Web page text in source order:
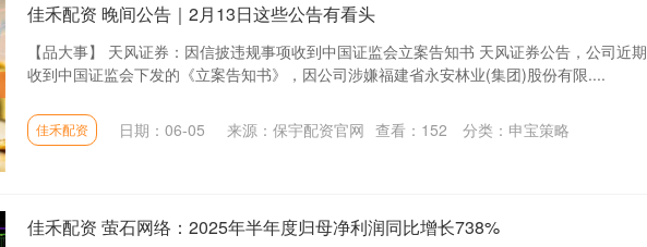
佳禾配资 晚间公告｜2月13日这些公告有看头
【品大事】 天风证券：因信披违规事项收到中国证监会立案告知书 天风证券公告，公司近期
收到中国证监会下发的《立案告知书》，因公司涉嫌福建省永安林业(集团)股份有限....
佳禾配资 日期：06-05 来源：保宇配资官网 查看： 152 分类： 申宝策略
佳禾配资 萤石网络：2025年半年度归母净利润同比增长738%